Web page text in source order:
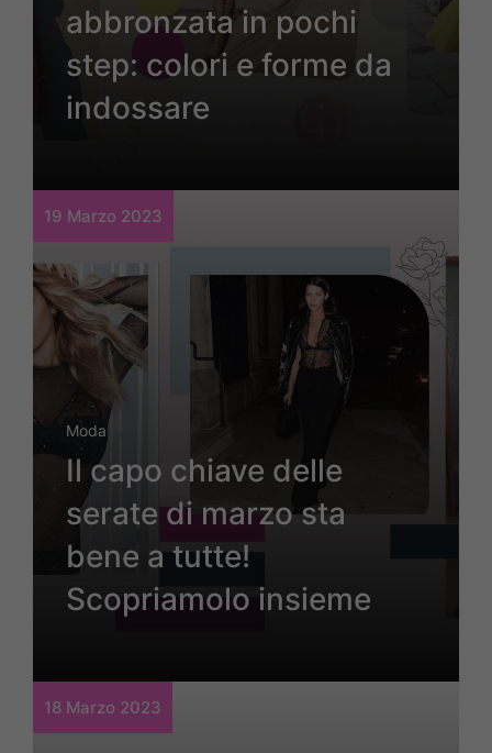
abbronzata in pochi
step: colori e forme da
indossare
19 Marzo 2023
Moda
Il capo chiave delle
serate di marzo sta
bene a tutte!
Scopriamolo insieme
18 Marzo 2023